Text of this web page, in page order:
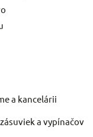
a kancelárii
a vypínačov